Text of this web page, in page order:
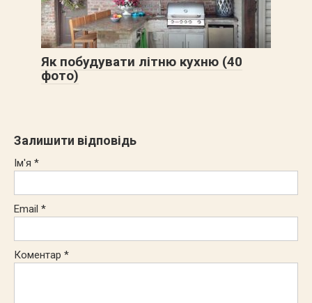
Як побудувати літню кухню (40
фото)
Залишити відповідь
Ім'я *
Email *
Коментар *